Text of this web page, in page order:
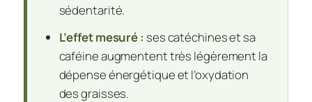
sédentarité.
L’effet mesuré : ses catéchines et sa
caféine augmentent très légèrement la
dépense énergétique et l’oxydation
des graisses.